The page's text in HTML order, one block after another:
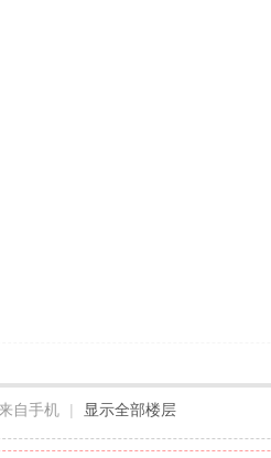
来自手机 | 显示全部楼层